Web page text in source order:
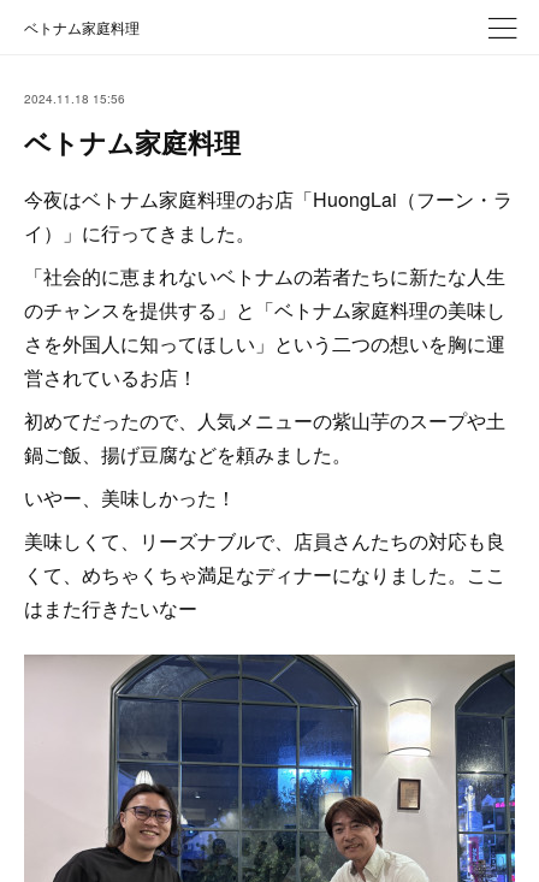
ベトナム家庭料理
2024.11.18 15:56
ベトナム家庭料理
今夜はベトナム家庭料理のお店「HuongLai（フーン・ラ
イ）」に行ってきました。
「社会的に恵まれないベトナムの若者たちに新たな人生
のチャンスを提供する」と「ベトナム家庭料理の美味し
さを外国人に知ってほしい」という二つの想いを胸に運
営されているお店！
初めてだったので、人気メニューの紫山芋のスープや土
鍋ご飯、揚げ豆腐などを頼みました。
いやー、美味しかった！
美味しくて、リーズナブルで、店員さんたちの対応も良
くて、めちゃくちゃ満足なディナーになりました。ここ
はまた行きたいなー